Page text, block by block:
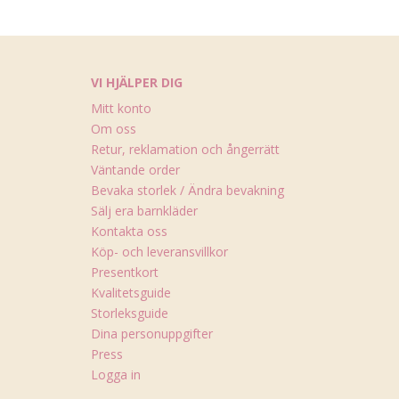
VI HJÄLPER DIG
Mitt konto
Om oss
Retur, reklamation och ångerrätt
Väntande order
Bevaka storlek / Ändra bevakning
Sälj era barnkläder
Kontakta oss
Köp- och leveransvillkor
Presentkort
Kvalitetsguide
Storleksguide
Dina personuppgifter
Press
Logga in